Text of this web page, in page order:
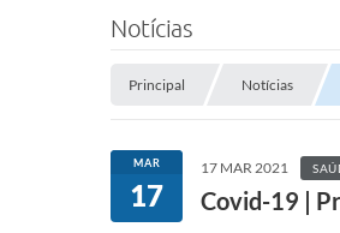
Notícias
Principal Notícias
MAR
17
17 MAR 2021
Covid-19 |